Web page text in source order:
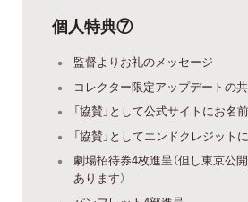
個人特典⑦
監督よりお礼のメッセージ
コレクター限定アップデートの
「協賛」として公式サイトにお名
「協賛」としてエンドクレジット
劇場招待券4枚進呈（但し東京公
あります）